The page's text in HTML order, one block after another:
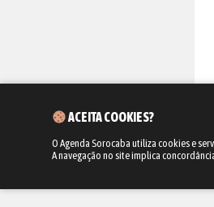
ACEITA COOKIES?
O Agenda Sorocaba utiliza cookies e
A navegação no site implica